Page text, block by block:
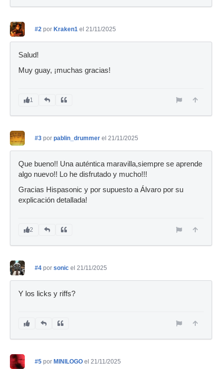
#2 por Kraken1 el 21/11/2025
Salud!
Muy guay, ¡muchas gracias!
1
#3 por pablin_drummer el 21/11/2025
Que bueno!! Una auténtica maravilla,siempre se aprende
algo nuevo!! Lo he disfrutado y mucho!!!
Gracias Hispasonic y por supuesto a Álvaro por su
explicación detallada!
2
#4 por sonic el 21/11/2025
Y los licks y riffs?
#5 por MINILOGO el 21/11/2025